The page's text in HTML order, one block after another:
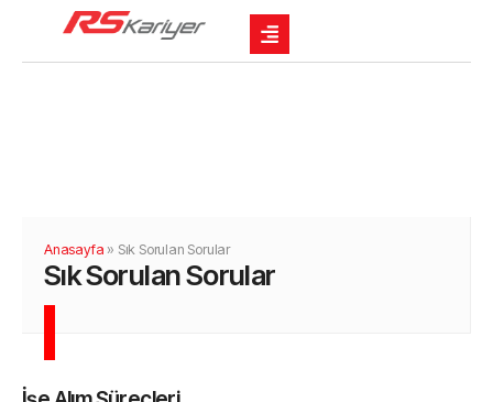
Anasayfa » Sık Sorulan Sorular
Sık Sorulan Sorular